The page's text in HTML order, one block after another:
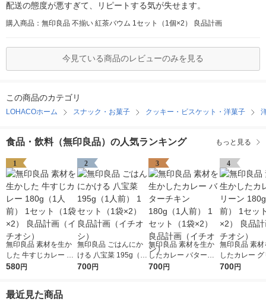
配送の態度が悪すぎて、リピートする気が失せます。
購入商品：無印良品 不揃い 紅茶バウム 1セット（1個×2） 良品計画
今見ている商品のレビューのみを見る
この商品のカテゴリ
LOHACOホーム スナック・お菓子 クッキー・ビスケット・洋菓子
食品・飲料（無印良品）の人気ランキング もっと見る
1
無印良品 素材を生か
した 牛すじカレー 18
0g（1人前） 1セット
580円
2
無印良品 ごはんにか
ける 八宝菜 195g（1
人前） 1セット（1袋×
700円
3
無印良品 素材を生か
したカレー バターチ
キン 180g（1人前） 1
700円
4
無印良品 素材
したカレー
180g（1人前
700円
最近見た商品